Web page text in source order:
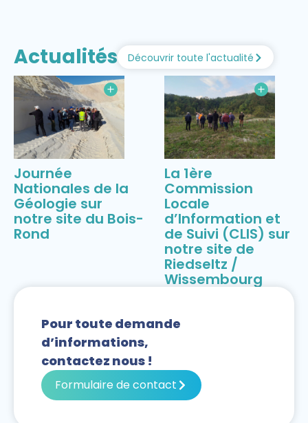
Actualités Découvrir toute l'actualité
Journée
Nationales de la
Géologie sur
notre site du Bois-
Rond
La 1ère
Commission
Locale
d’Information et
de Suivi (CLIS) sur
notre site de
Riedseltz /
Wissembourg
Pour toute demande
d’informations,
contactez nous !
Formulaire de contact